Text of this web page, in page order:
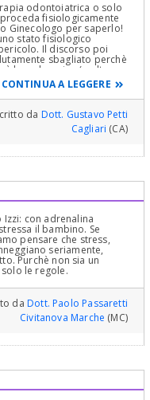
odontoiatrica o solo
fisiologicamente
Ginecologo per saperlo!
stato fisiologico
Il discorso poi
sbagliato perchè
la carbocaina (o altro
sul cuore , non
che ha lo scopo di
e quindi trattenere più a
sistema vascolare
in massiccia quantità e
ottenendo quindi
chirurgico
e in quelle
arrivare al tal organo o
, il sistema migliore
non immetta
e il sistema più
che tra l'altro,
ha un effetto
Questo concetto
dei Dentisti, dei
conforto degli studi e
portate dai più grandi
che è
Implantologia,
CONTINUA A LEGGERE
da Dott. Gustavo Petti
Cagliari (CA)
con adrenalina
il bambino. Se
pensare che stress,
seriamente,
Purchè non sia un
le regole.
daDott. Paolo Passaretti
Civitanova Marche (MC)